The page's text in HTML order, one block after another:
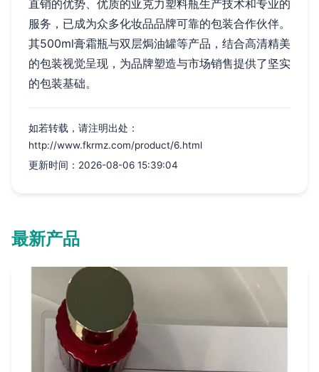
直销的优势、优质的亚克力塑料瓶生产技术和专业的
服务，已成为众多化妆品品牌可靠的包装合作伙伴。
其500ml膏霜瓶与双层焗油罐等产品，结合高清精美
的包装视觉呈现，为品牌塑造与市场销售提供了坚实
的包装基础。
如若转载，请注明出处：
http://www.fkrmz.com/product/6.html
更新时间：2026-08-06 15:39:04
最新产品